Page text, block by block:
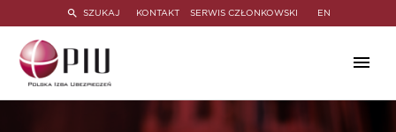
SZUKAJ KONTAKT SERWIS CZŁONKOWSKI EN